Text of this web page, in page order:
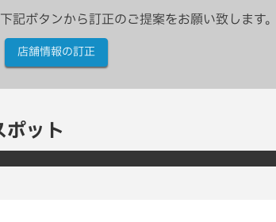
記ボタンから訂正のご提案をお願い致します。
店舗情報の訂正
ット